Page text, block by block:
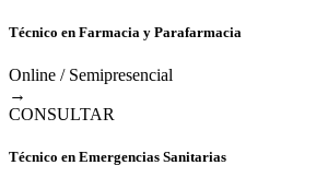
Técnico en Farmacia y Parafarmacia
Online / Semipresencial
→
CONSULTAR
Técnico en Emergencias Sanitarias